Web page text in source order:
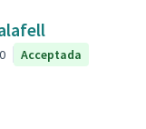
0 Acceptada